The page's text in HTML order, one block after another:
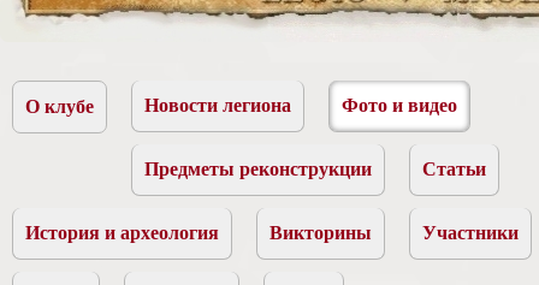
О клубе Новости легиона Фото и видео
Предметы реконструкции Статьи
История и археология Викторины Участники